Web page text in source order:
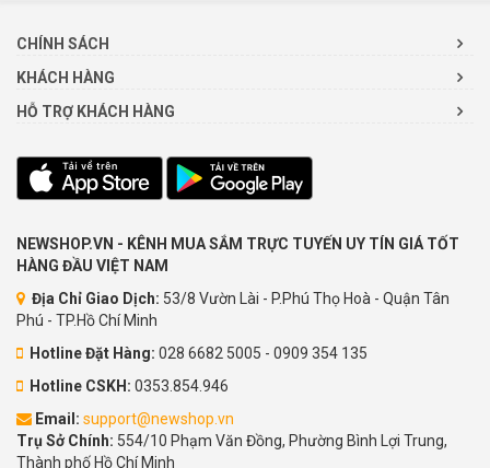
CHÍNH SÁCH
KHÁCH HÀNG
HỖ TRỢ KHÁCH HÀNG
NEWSHOP.VN - KÊNH MUA SẮM TRỰC TUYẾN UY TÍN GIÁ TỐT
HÀNG ĐẦU VIỆT NAM
Địa Chỉ Giao Dịch: 53/8 Vườn Lài - P.Phú Thọ Hoà - Quận Tân
Phú - TP.Hồ Chí Minh
Hotline Đặt Hàng: 028 6682 5005 - 0909 354 135
Hotline CSKH: 0353.854.946
Email: support@newshop.vn
Trụ Sở Chính: 554/10 Phạm Văn Đồng, Phường Bình Lợi Trung,
Thành phố Hồ Chí Minh